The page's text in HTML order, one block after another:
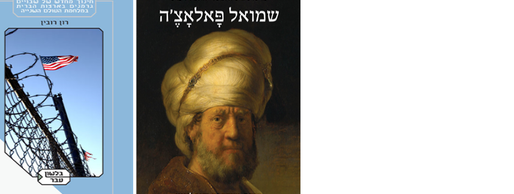
חרארד ויכרס
מרסדס גרסיה-ארנל
מירי אליאב-פלדון
רן הכהן
הנחת אתר ספר מודפס
$35
$32
מירי אליאב-פלדון
מיכאל אלעזר
הנחת אתר ספר מודפס
$35
$32